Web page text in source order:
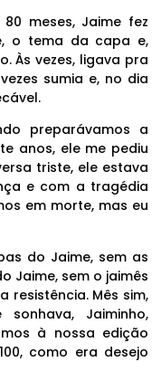
meses, Jaime fez
o tema da capa e,
Às vezes, ligava pra
sumia e, no dia
preparávamos a
anos, ele me pediu
triste, ele estava
e com a tragédia
em morte, mas eu
do Jaime, sem as
Jaime, sem o jaimês
resistência. Mês sim,
Jaiminho,
à nossa edição
como era desejo